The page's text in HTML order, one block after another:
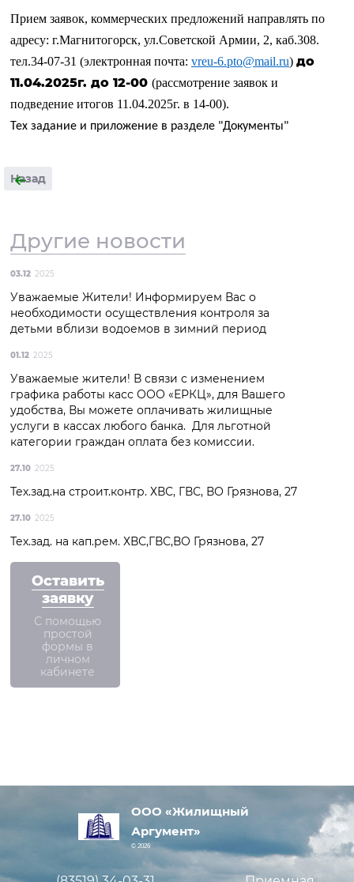
Прием заявок, коммерческих предложений направлять по
адресу: г.Магнитогорск, ул.Советской Армии, 2, каб.308.
тел.34-07-31 (электронная почта: vreu-6.pto@mail.ru) до
11.04.2025г. до 12-00 (рассмотрение заявок и
подведение итогов 11.04.2025г. в 14-00).
Тех задание и приложение в разделе "Документы"
Назад
Оставить
заявку
С помощью
простой
формы в
личном
кабинете
Другие новости
03.12 2025
Уважаемые Жители! Информируем Вас о
необходимости осуществления контроля за
детьми вблизи водоемов в зимний период
01.12 2025
Уважаемые жители! В связи с изменением
графика работы касс ООО «ЕРКЦ», для Вашего
удобства, Вы можете оплачивать жилищные
услуги в кассах любого банка. Для льготной
категории граждан оплата без комиссии.
27.10 2025
Тех.зад.на строит.контр. ХВС, ГВС, ВО Грязнова, 27
27.10 2025
Тех.зад. на кап.рем. ХВС,ГВС,ВО Грязнова, 27
ООО «Жилищный
Аргумент»
© 2026